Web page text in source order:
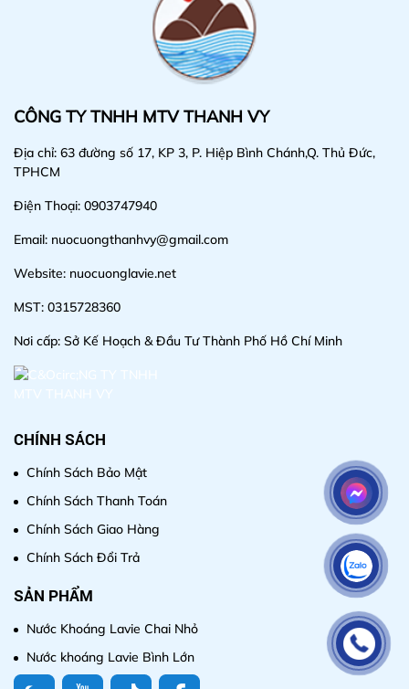
CÔNG TY TNHH MTV THANH VY
Địa chỉ: 63 đường số 17, KP 3, P. Hiệp Bình Chánh,Q. Thủ Đức,
TPHCM
Điện Thoại: 0903747940
Email: nuocuongthanhvy@gmail.com
Website: nuocuonglavie.net
MST: 0315728360
Nơi cấp: Sở Kế Hoạch & Đầu Tư Thành Phố Hồ Chí Minh
CHÍNH SÁCH
Chính Sách Bảo Mật
Chính Sách Thanh Toán
Chính Sách Giao Hàng
Chính Sách Đổi Trả
SẢN PHẨM
Nước Khoáng Lavie Chai Nhỏ
Nước khoáng Lavie Bình Lớn